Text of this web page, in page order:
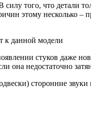
силу того, что
этому несколько
к данной модели
стуков даже
она недостаточно
сторонние